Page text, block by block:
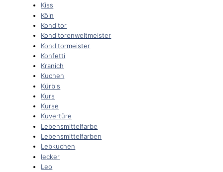
Kiss
Köln
Konditor
Konditorenweltmeister
Konditormeister
Konfetti
Kranich
Kuchen
Kürbis
Kurs
Kurse
Kuvertüre
Lebensmittelfarbe
Lebensmittelfarben
Lebkuchen
lecker
Leo